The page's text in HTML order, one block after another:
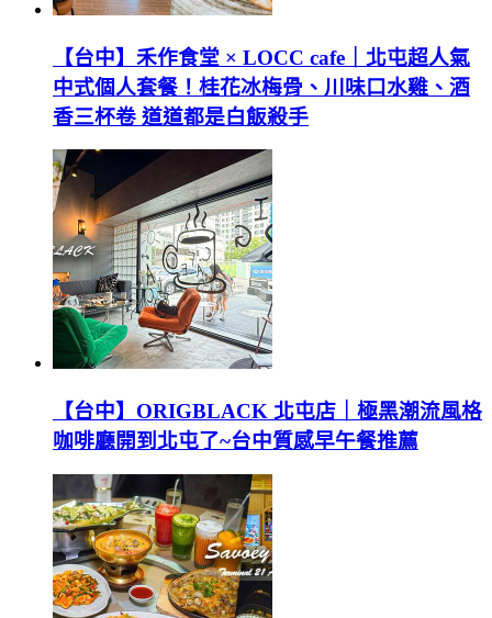
【台中】禾作食堂 × LOCC cafe｜北屯超人氣
中式個人套餐！桂花冰梅骨、川味口水雞、酒
香三杯卷 道道都是白飯殺手
【台中】ORIGBLACK 北屯店｜極黑潮流風格
咖啡廳開到北屯了~台中質感早午餐推薦